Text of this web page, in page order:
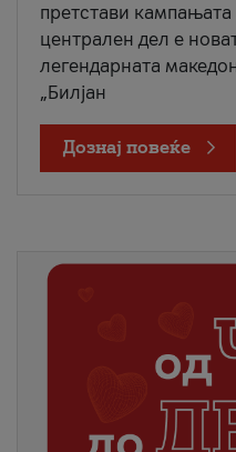
претстави кампањата
централен дел е
легендарната
„Билјан
Дознај повеќе